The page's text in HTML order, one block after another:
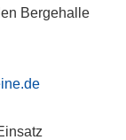
Bergehalle